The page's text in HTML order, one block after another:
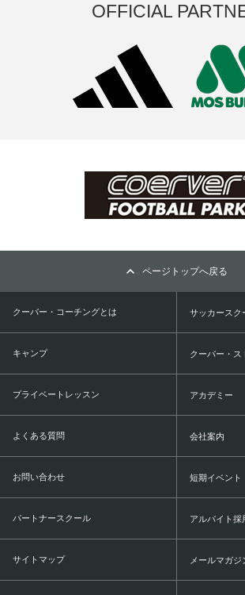
OFFICIAL
ページトップへ戻る
クーバー・コーチングとは サッカースク
キャンプ クーバー・ス
プライベートレッスン アカデミー
よくある質問 会社案内
お問い合わせ 短期イベント
パートナースクール アルバイト採
サイトマップ メールマガジ